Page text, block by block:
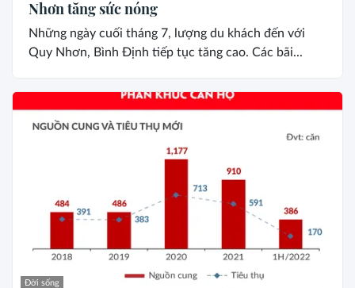
Nhơn tăng sức nóng
Những ngày cuối tháng 7, lượng du khách đến với
Quy Nhơn, Bình Định tiếp tục tăng cao. Các bãi...
Đời sống